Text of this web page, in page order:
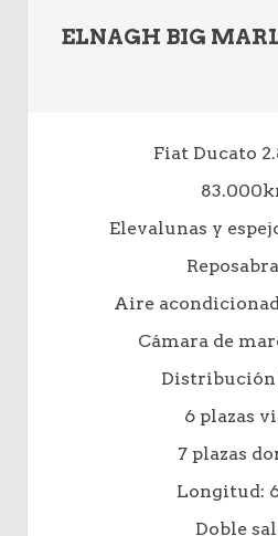
ELNAGH BIG
Fiat Ducato
Elevalunas y
Aire
Cámara de
Distribución
6 plazas
7 plazas
Longitud:
Doble